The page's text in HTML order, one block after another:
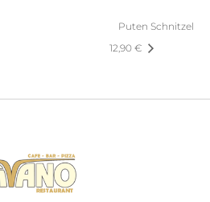
Puten Schnitzel
12,90 €